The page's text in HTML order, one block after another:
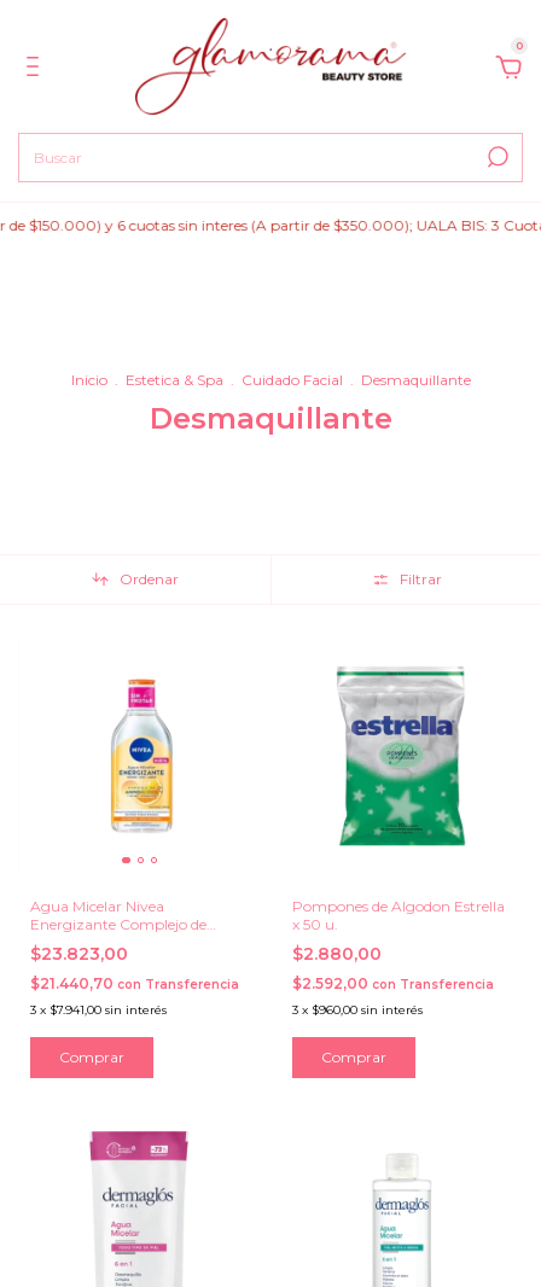
0
y 6 cuotas sin interes (A partir de $350.000); UALA BIS: 3 Cuotas
Inicio . Estetica & Spa . Cuidado Facial . Desmaquillante
Desmaquillante
Ordenar Filtrar
Agua Micelar Nivea
Energizante Complejo de
Aminoacidos x 400 ml.
$23.823,00
$21.440,70 con Transferencia
3 x $7.941,00 sin interés
Pompones de Algodon Estrella
x 50 u.
$2.880,00
$2.592,00 con Transferencia
3 x $960,00 sin interés